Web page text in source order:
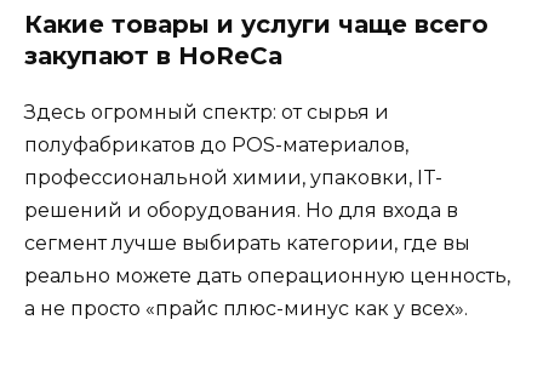
Какие товары и услуги чаще всего
закупают в HoReCa
Здесь огромный спектр: от сырья и
полуфабрикатов до POS-материалов,
профессиональной химии, упаковки, IT-
решений и оборудования. Но для входа в
сегмент лучше выбирать категории, где вы
реально можете дать операционную ценность,
а не просто «прайс плюс-минус как у всех».